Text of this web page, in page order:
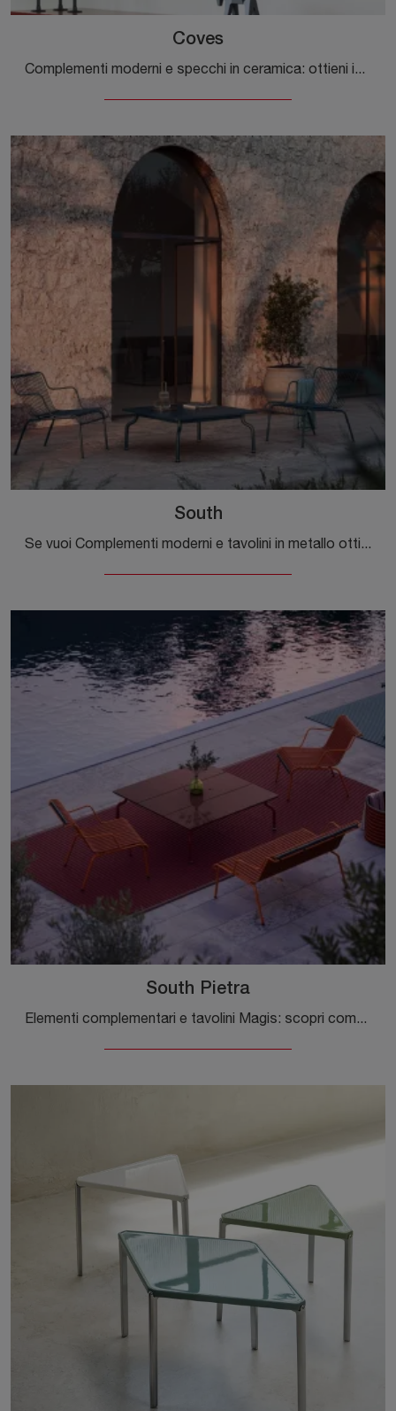
Coves
Complementi moderni e specchi in ceramica: ottieni informazioni sul modello Coves di Magis e potrai completare i tuoi spazi.
South
Se vuoi Complementi moderni e tavolini in metallo ottieni informazioni sul modello South del brand Magis.
South Pietra
Elementi complementari e tavolini Magis: scopri come impreziosire i tuoi interni moderni con il modello South Pietra.